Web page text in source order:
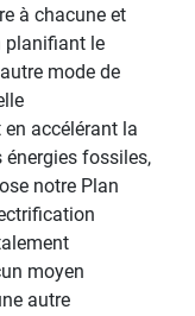
à chacune et
planifiant le
mode de
accélérant la
fossiles,
notre Plan
moyen
autre